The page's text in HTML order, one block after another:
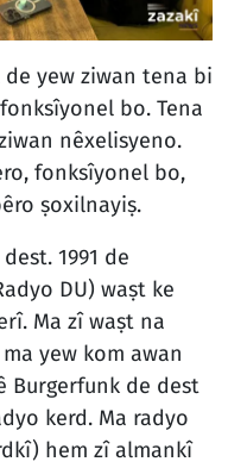
yew ziwan tena bi
bo. Tena
nêxelisyeno.
fonksîyonel bo,
ṣoxilnayiṣ.
1991 de
DU) waṣt ke
Ma zî waṣt na
yew kom awan
Burgerfunk de dest
kerd. Ma radyo
hem zî almankî